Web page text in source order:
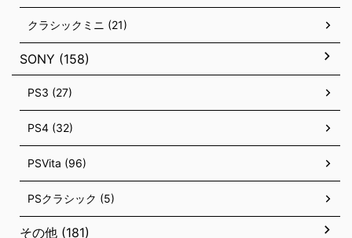
クラシックミニ (21)
SONY (158)
PS3 (27)
PS4 (32)
PSVita (96)
PSクラシック (5)
その他 (181)